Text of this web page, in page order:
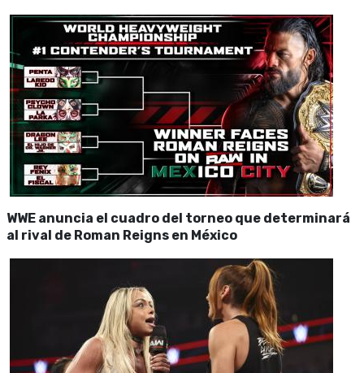
WWE anuncia el cuadro del torneo que determinará
al rival de Roman Reigns en México